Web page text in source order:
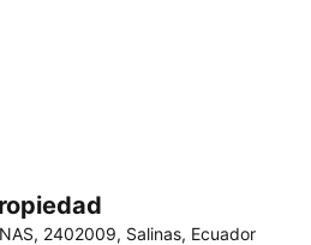
2402009, Salinas, Ecuador